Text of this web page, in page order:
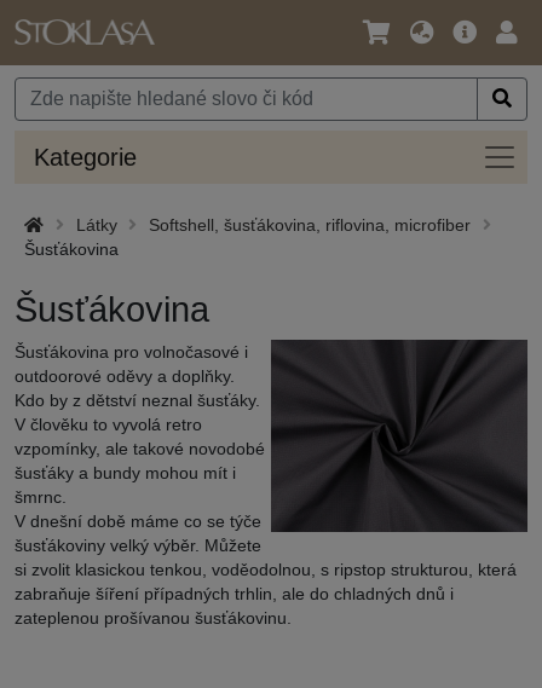
Jazyk
Měna
Hlavní
Kategorie
Látky
Softshell, šusťákovina, riflovina, microfiber
Šusťákovina
Šusťákovina
Šusťákovina pro volnočasové i
outdoorové oděvy a doplňky.
Kdo by z dětství neznal šusťáky.
V člověku to vyvolá retro
vzpomínky, ale takové novodobé
šusťáky a bundy mohou mít i
šmrnc.
V dnešní době máme co se týče
šusťákoviny velký výběr. Můžete
si zvolit klasickou tenkou, voděodolnou, s ripstop strukturou, která
zabraňuje šíření případných trhlin, ale do chladných dnů i
zateplenou prošívanou šusťákovinu.